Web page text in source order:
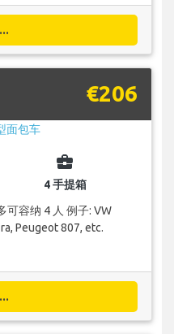
€206
business_center
4 手提箱
可容纳 4 人 例子: VW
Peugeot 807, etc.